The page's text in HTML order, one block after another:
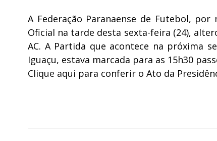
A Federação Paranaense de Futebol,
Oficial na tarde desta sexta-feira (24),
AC. A Partida que acontece na próxima
Iguaçu, estava marcada para as 15h30
Clique aqui para conferir o Ato da